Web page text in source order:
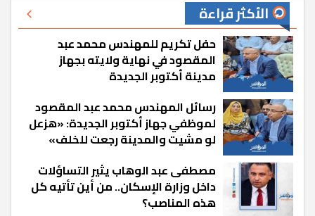
الأكثر قراءة
حفل تكريم للمهندس محمد عبد
المقصود في نهاية ولايته بجهاز
مدينة أكتوبر الجديدة
رسائل المهندس محمد عبد المقصود
لموظفي جهاز أكتوبر الجديدة: «هزعل
لو مشيت والمدينة رجعت للخلف»
مصطفى عبد الوهاب يثير التساؤلات
داخل وزارة الإسكان.. من أين تأتيه كل
هذه المناصب؟